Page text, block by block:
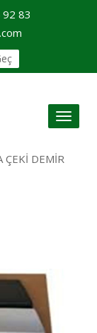
83
Toggle
ÇEKİ DEMİR